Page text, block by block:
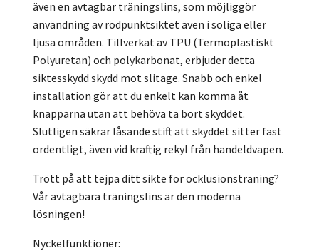
även en avtagbar träningslins, som möjliggör
användning av rödpunktsiktet även i soliga eller
ljusa områden. Tillverkat av TPU (Termoplastiskt
Polyuretan) och polykarbonat, erbjuder detta
siktesskydd skydd mot slitage. Snabb och enkel
installation gör att du enkelt kan komma åt
knapparna utan att behöva ta bort skyddet.
Slutligen säkrar låsande stift att skyddet sitter fast
ordentligt, även vid kraftig rekyl från handeldvapen.
Trött på att tejpa ditt sikte för ocklusionsträning?
Vår avtagbara träningslins är den moderna
lösningen!
Nyckelfunktioner: